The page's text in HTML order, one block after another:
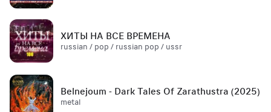
ХИТЫ НА ВСЕ ВРЕМЕНА
russian / pop / russian pop / ussr
Belnejoum - Dark Tales Of Zarathustra (2025)
metal